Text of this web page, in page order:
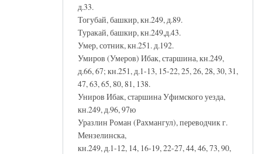
д.33.
Тогубай, башкир, кн.249, д.89.
Туракай, башкир, кн.249,д.43.
Умер, сотник, кн.251. д.192.
Умиров (Умеров) Ибак, старшина, кн.249,
д.66, 67; кн.251, д.1-13, 15-22, 25, 26, 28, 30, 31,
47, 63, 65, 80, 81, 138.
Униров Ибак, старшина Уфимского уезда,
кн.249, д.96, 97ю
Уразлин Роман (Рахмангул), переводчик г.
Мензелинска,
кн.249, д.1-12, 14, 16-19, 22-27, 44, 46, 73, 90,